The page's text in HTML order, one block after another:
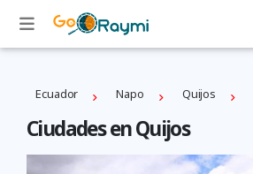
Ecuador Napo Quijos
Ciudades en Quijos